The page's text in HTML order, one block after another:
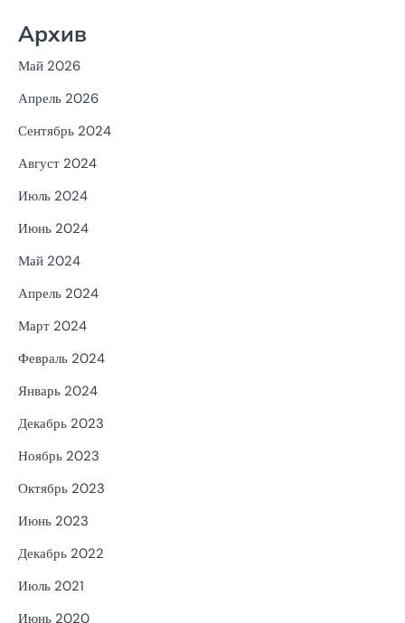
Архив
Май 2026
Апрель 2026
Сентябрь 2024
Август 2024
Июль 2024
Июнь 2024
Май 2024
Апрель 2024
Март 2024
Февраль 2024
Январь 2024
Декабрь 2023
Ноябрь 2023
Октябрь 2023
Июнь 2023
Декабрь 2022
Июль 2021
Июнь 2020